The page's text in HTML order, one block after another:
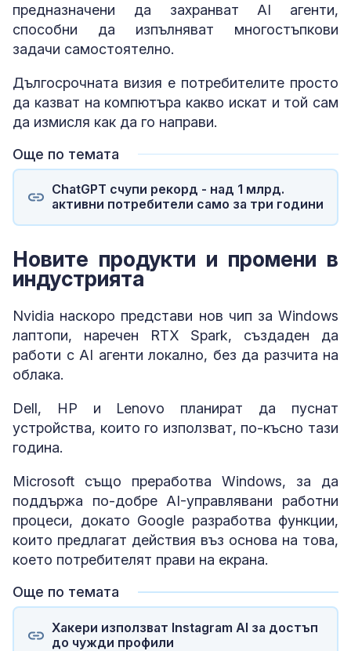
предназначени да захранват AI агенти,
способни да изпълняват многостъпкови
задачи самостоятелно.
Дългосрочната визия е потребителите просто
да казват на компютъра какво искат и той сам
да измисля как да го направи.
Още по темата
ChatGPT счупи рекорд - над 1 млрд.
активни потребители само за три години
Новите продукти и промени в
индустрията
Nvidia наскоро представи нов чип за Windows
лаптопи, наречен RTX Spark, създаден да
работи с AI агенти локално, без да разчита на
облака.
Dell, HP и Lenovo планират да пуснат
устройства, които го използват, по-късно тази
година.
Microsoft също преработва Windows, за да
поддържа по-добре AI-управлявани работни
процеси, докато Google разработва функции,
които предлагат действия въз основа на това,
което потребителят прави на екрана.
Още по темата
Хакери използват Instagram AI за достъп
до чужди профили